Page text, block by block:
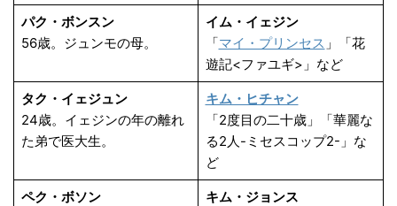
パク・ボンスン
56歳。ジュンモの母。
イム・イェジン
「マイ・プリンセス 」「花
遊記<ファユギ>」など
タク・イェジュン
24歳。イェジンの年の離れ
た弟で医大生。
キム・ヒチャン
「2度目の二十歳」「華麗な
る2人-ミセスコップ2-」な
ど
ペク・ボソン
キム・ジョンス